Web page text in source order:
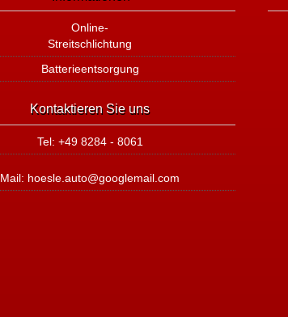
Online-
Streitschlichtung
Batterieentsorgung
Kontaktieren Sie uns
Tel: +49 8284 - 8061
Mail: hoesle.auto@googlemail.com